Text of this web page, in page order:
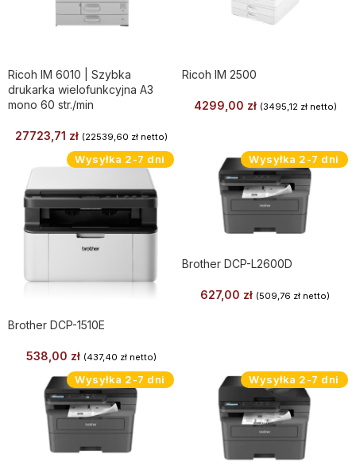
Ricoh IM 6010 | Szybka
drukarka wielofunkcyjna A3
mono 60 str./min
27723,71 zł (22539,60 złnetto)
Ricoh IM 2500
4299,00 zł (3495,12 złnetto)
Wysyłka 2-7 dni
Brother DCP-1510E
538,00 zł (437,40 złnetto)
Wysyłka 2-7 dni
Brother DCP-L2600D
627,00 zł (509,76 zł netto)
Wysyłka 2-7 dni Wysyłka 2-7 dni